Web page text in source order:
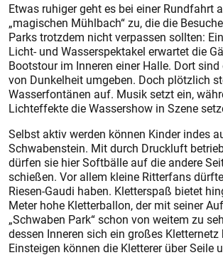
Etwas ruhiger geht es bei einer Rundfahrt
„magischen Mühlbach“ zu, die die
Parks trotzdem nicht verpassen sollten:
Licht- und Wasserspektakel erwartet die
Bootstour im Inneren einer Halle. Dort
von Dunkelheit umgeben. Doch plötzlich
Wasserfontänen auf. Musik setzt ein,
Lichteffekte die Wassershow in Szene
Selbst aktiv werden können Kinder indes
Schwabenstein. Mit durch Druckluft
dürfen sie hier Softbälle auf die andere
schießen. Vor allem kleine Ritterfans
Riesen-Gaudi haben. Kletterspaß bietet
Meter hohe Kletterballon, der mit seiner
„Schwaben Park“ schon von weitem zu
dessen Inneren sich ein großes Kletternetz
Einsteigen können die Kletterer über Seile